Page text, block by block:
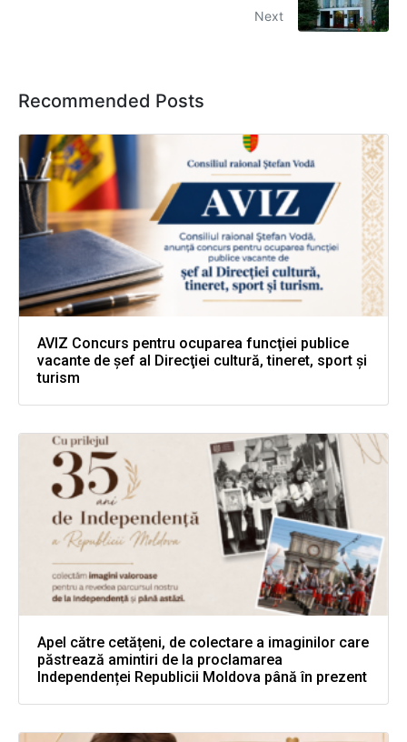
Next
Recommended Posts
AVIZ Concurs pentru ocuparea funcţiei publice
vacante de şef al Direcţiei cultură, tineret, sport şi
turism
Apel către cetățeni, de colectare a imaginilor care
păstrează amintiri de la proclamarea
Independenței Republicii Moldova până în prezent